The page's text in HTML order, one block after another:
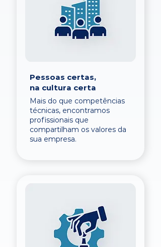
Pessoas certas,
na cultura certa
Mais do que competências
técnicas, encontramos
profissionais que
compartilham os valores da
sua empresa.